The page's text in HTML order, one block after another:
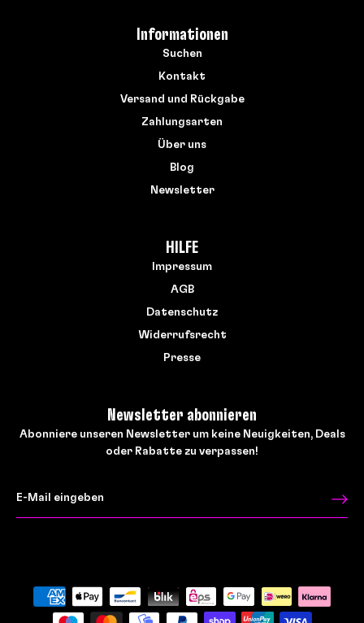
Informationen
Suchen
Kontakt
Versand und Rückgabe
Zahlungsarten
Über uns
Blog
Newsletter
HILFE
Impressum
AGB
Datenschutz
Widerrufsrecht
Presse
Newsletter abonnieren
Abonniere unseren Newsletter um keine Neuigkeiten, Deals
oder Rabatte zu verpassen!